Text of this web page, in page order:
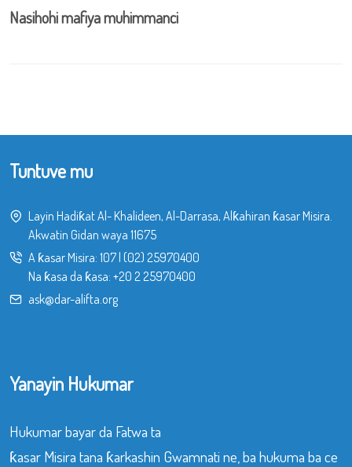
Nasihohi mafiya muhimmanci
Tuntuve mu
Layin Hadiƙat Al- Khalideen, Al-Darrasa, Alƙahiran ƙasar Misira.
Akwatin Gidan waya 11675
A ƙasar Misira: 107| (02) 25970400
Na ƙasa da ƙasa: +20 2 25970400
ask@dar-alifta.org
Yanayin Hukumar
Hukumar bayar da Fatwa ta
ƙasar Misira tana ƙarkashin Gwamnati ne, ba hukuma ba ce